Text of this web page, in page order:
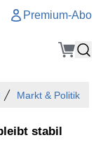
Premium-Abo
Markt & Politik
stabil